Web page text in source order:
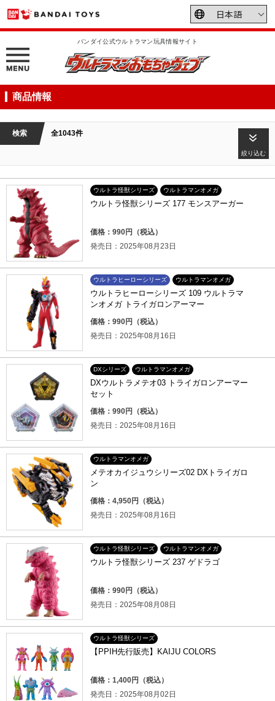
バンダイ公式ウルトラマン玩具情報サイト
商品情報
検索 全1043件
絞り込む
ウルトラ怪獣シリーズ ウルトラマンオメガ
ウルトラ怪獣シリーズ 177 モンスアーガー
価格：990円（税込）
発売日：2025年08月23日
ウルトラヒーローシリーズ ウルトラマンオメガ
ウルトラヒーローシリーズ 109 ウルトラマ
ンオメガ トライガロンアーマー
価格：990円（税込）
発売日：2025年08月16日
DXシリーズ ウルトラマンオメガ
DXウルトラメテオ03 トライガロンアーマー
セット
価格：990円（税込）
発売日：2025年08月16日
ウルトラマンオメガ
メテオカイジュウシリーズ02 DXトライガロ
ン
価格：4,950円（税込）
発売日：2025年08月16日
ウルトラ怪獣シリーズ ウルトラマンオメガ
ウルトラ怪獣シリーズ 237 ゲドラゴ
価格：990円（税込）
発売日：2025年08月08日
ウルトラ怪獣シリーズ
【PPIH先行販売】KAIJU COLORS
価格：1,400円（税込）
発売日：2025年08月02日